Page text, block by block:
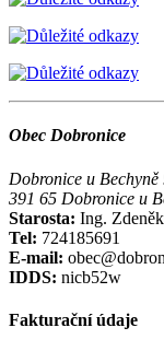
Obec Dobronice
Dobronice u Bechyně
391 65 Dobronice u
Starosta: Ing.
Tel: 724185691
E-mail:
IDDS: nicb52w
Fakturační údaje